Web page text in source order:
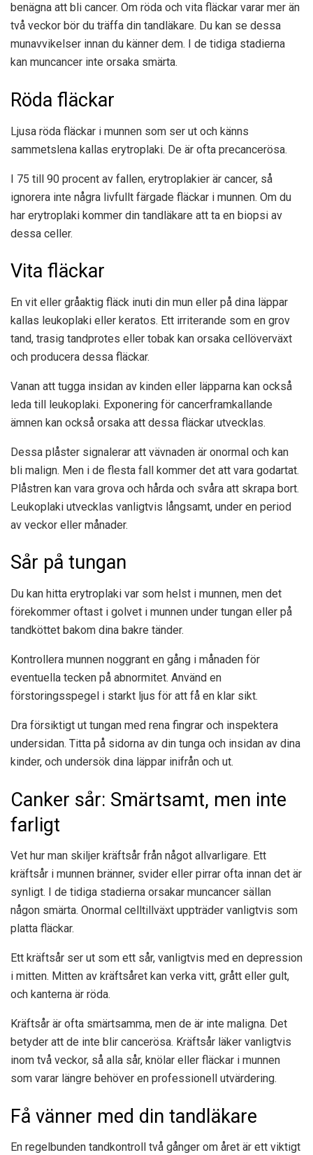
benägna att bli cancer. Om röda och vita fläckar varar mer än
två veckor bör du träffa din tandläkare. Du kan se dessa
munavvikelser innan du känner dem. I de tidiga stadierna
kan muncancer inte orsaka smärta.
Röda fläckar
Ljusa röda fläckar i munnen som ser ut och känns
sammetslena kallas erytroplaki. De är ofta precancerösa.
I 75 till 90 procent av fallen, erytroplakier är cancer, så
ignorera inte några livfullt färgade fläckar i munnen. Om du
har erytroplaki kommer din tandläkare att ta en biopsi av
dessa celler.
Vita fläckar
En vit eller gråaktig fläck inuti din mun eller på dina läppar
kallas leukoplaki eller keratos. Ett irriterande som en grov
tand, trasig tandprotes eller tobak kan orsaka cellöverväxt
och producera dessa fläckar.
Vanan att tugga insidan av kinden eller läpparna kan också
leda till leukoplaki. Exponering för cancerframkallande
ämnen kan också orsaka att dessa fläckar utvecklas.
Dessa plåster signalerar att vävnaden är onormal och kan
bli malign. Men i de flesta fall kommer det att vara godartat.
Plåstren kan vara grova och hårda och svåra att skrapa bort.
Leukoplaki utvecklas vanligtvis långsamt, under en period
av veckor eller månader.
Sår på tungan
Du kan hitta erytroplaki var som helst i munnen, men det
förekommer oftast i golvet i munnen under tungan eller på
tandköttet bakom dina bakre tänder.
Kontrollera munnen noggrant en gång i månaden för
eventuella tecken på abnormitet. Använd en
förstoringsspegel i starkt ljus för att få en klar sikt.
Dra försiktigt ut tungan med rena fingrar och inspektera
undersidan. Titta på sidorna av din tunga och insidan av dina
kinder, och undersök dina läppar inifrån och ut.
Canker sår: Smärtsamt, men inte
farligt
Vet hur man skiljer kräftsår från något allvarligare. Ett
kräftsår i munnen bränner, svider eller pirrar ofta innan det är
synligt. I de tidiga stadierna orsakar muncancer sällan
någon smärta. Onormal celltillväxt uppträder vanligtvis som
platta fläckar.
Ett kräftsår ser ut som ett sår, vanligtvis med en depression
i mitten. Mitten av kräftsåret kan verka vitt, grått eller gult,
och kanterna är röda.
Kräftsår är ofta smärtsamma, men de är inte maligna. Det
betyder att de inte blir cancerösa. Kräftsår läker vanligtvis
inom två veckor, så alla sår, knölar eller fläckar i munnen
som varar längre behöver en professionell utvärdering.
Få vänner med din tandläkare
En regelbunden tandkontroll två gånger om året är ett viktigt